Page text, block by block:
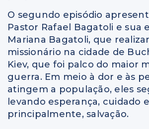
O segundo episódio
Pastor Rafael Bagatoli e sua
Mariana Bagatoli, que
missionário na cidade de
Kiev, que foi palco do maior
guerra. Em meio à dor e às
atingem a população, eles
levando esperança, cuidado
principalmente, salvação.